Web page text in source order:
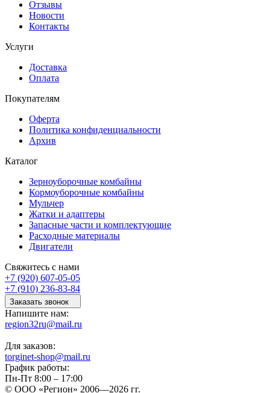
Отзывы
Новости
Контакты
Услуги
Доставка
Оплата
Покупателям
Оферта
Политика конфиденциальности
Архив
Каталог
Зерноуборочные комбайны
Кормоуборочные комбайны
Мульчер
Жатки и адаптеры
Запасные части и комплектующие
Расходные материалы
Двигатели
Свяжитесь с нами
+7 (920) 607-05-05
+7 (910) 236-83-84
Заказать звонок
Напишите нам:
region32ru@mail.ru
Для заказов:
torginet-shop@mail.ru
График работы:
Пн-Пт 8:00 – 17:00
© ООО «Регион» 2006—2026 гг.